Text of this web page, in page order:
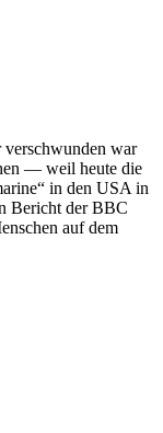
war
— weil heute die
in den USA in
Bericht der BBC
auf dem